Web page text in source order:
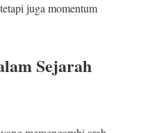
juga momentum
Sejarah